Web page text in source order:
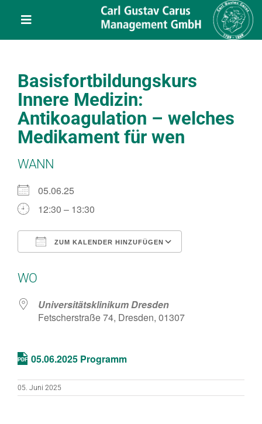
Toggle
Navigation
Über uns
Veranstaltungen
Projekte
Service
Kontakt
Basisfortbildungskurs
Innere Medizin:
Antikoagulation – welches
Medikament für wen
WANN
05.06.25
12:30 – 13:30
ZUM KALENDER HINZUFÜGEN
WO
Universitätsklinikum Dresden
Fetscherstraße 74, Dresden, 01307
05.06.2025 Programm
05. Juni 2025